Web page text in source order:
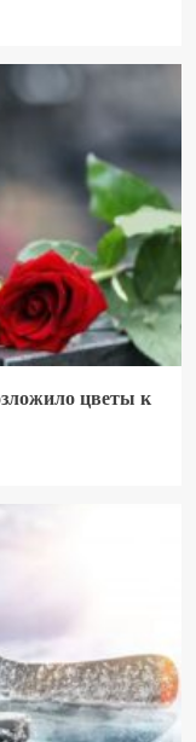
цветы к